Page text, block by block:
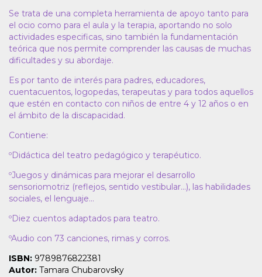
Se trata de una completa herramienta de apoyo tanto para
el ocio como para el aula y la terapia, aportando no solo
actividades especificas, sino también la fundamentación
teórica que nos permite comprender las causas de muchas
dificultades y su abordaje.
Es por tanto de interés para padres, educadores,
cuentacuentos, logopedas, terapeutas y para todos aquellos
que estén en contacto con niños de entre 4 y 12 años o en
el ámbito de la discapacidad.
Contiene:
ºDidáctica del teatro pedagógico y terapéutico.
ºJuegos y dinámicas para mejorar el desarrollo
sensoriomotriz (reflejos, sentido vestibular...), las habilidades
sociales, el lenguaje...
ºDiez cuentos adaptados para teatro.
ºAudio con 73 canciones, rimas y corros.
ISBN: 9789876822381
Autor: Tamara Chubarovsky